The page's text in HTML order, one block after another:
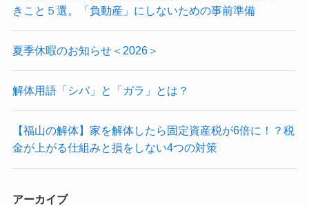
きこと５選。「負動産」にしないための事前準備
夏季休暇のお知らせ＜2026＞
解体用語「シバ」と「ガラ」とは？
【福山の解体】家を解体したら固定資産税が6倍に！？税
金が上がる仕組みと損をしない4つの対策
アーカイブ